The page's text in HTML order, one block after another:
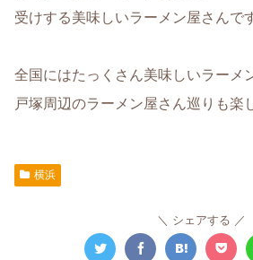
受けする美味しいラーメン屋さんで
全国にはたっくさん美味しいラーメ
戸塚周辺のラーメン屋さん巡りも楽
横浜
シェアする